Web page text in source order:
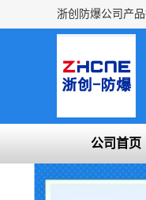
公司首页